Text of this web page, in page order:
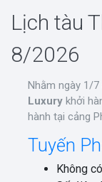
Lịch tàu
8/2026
Nhằm ngày 1/
Luxury khởi
hành tại cảng
Tuyến
Không